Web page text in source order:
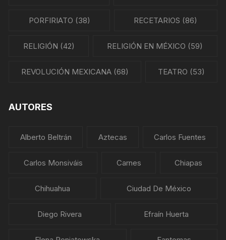
PORFIRIATO (38) RECETARIOS (86)
RELIGIÓN (42) RELIGIÓN EN MÉXICO (59)
REVOLUCIÓN MEXICANA (68) TEATRO (53)
AUTORES
Alberto Beltrán Aztecas Carlos Fuentes
Carlos Monsiváis Carnes Chiapas
Chihuahua Ciudad De México
Diego Rivera Efraín Huerta